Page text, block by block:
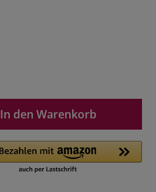
In den Warenkorb